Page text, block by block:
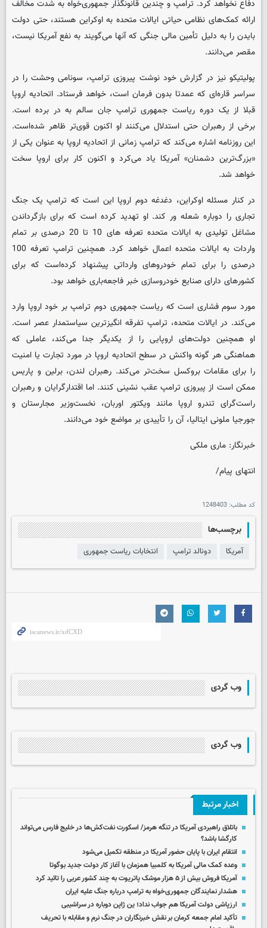
دفاع نخواهد کرد. ترامپ و چندین قانونگذار جمهوری‌خواه به شدت مخالف
ارائه کمک‌های نظامی حیاتی ایالات متحده به اوکراین هستند، حتی دولت
بایدن را به دلیل تأمین مالی جنگی که آنها می‌گویند به نفع آمریکا نیست،
مقصر می‌دانند.
پولیتیکو نیز در گزارش خود نوشت پیروزی ترامپ، سونامی وحشت را در
سراسر قاره‌ای که عمدتا بدون فرمان است، خواهد فرستاد. اتحادیه اروپا
قبلا از یک دوره ریاست جمهوری ترامپ جان سالم به در برده است.
برخی از رهبران حتی استدلال می‌کنند او اکنون قوی‌تر ظاهر شده‌است.
این روزنامه اشاره می‌کند که ترامپ زمانی از اتحادیه اروپا به عنوان یکی از
«بزرگ‌ترین دشمنان» آمریکا یاد می‌کرد و اکنون کار برای اروپا سخت
خواهد شد.
در کنار مسئله اوکراین، دغدغه دوم اروپا این است که ترامپ یک جنگ
تجاری را دوباره شعله ور کند. او تهدید کرده است که برای بازگرداندن
مشاغل تولیدی به ایالات متحده تعرفه های 10 تا 20 درصدی بر تمام
واردات به ایالات متحده اعمال خواهد کرد. همچنین ترامپ تعرفه 100
درصدی را برای تمام خودروهای وارداتی پیشنهاد کرده‌است که برای
کشورهای دارای صنایع خودروسازی خبر فاجعه‌باری خواهد بود.
مورد سوم فشاری است که ریاست جمهوری دوم ترامپ بر خود اروپا وارد
می‌کند. در ایالات متحده، ترامپ تفرقه انگیزترین سیاستمدار عصر است.
او همچنین دولت‌های اروپایی را از یکدیگر جدا می‌کند، عاملی که
هماهنگی هر گونه واکنش در سطح اتحادیه اروپا در مورد تجارت یا امنیت
را برای مقامات بروکسل سخت‌تر می‌کند. رهبران لندن، برلین و پاریس
ممکن است از پیروزی ترامپ عقب نشینی کنند. اما اقتدارگرایان و رهبران
راست‌گرای تندرو اروپا مانند ویکتور اوربان، نخست‌وزیر مجارستان و
جورجیا ملونی ایتالیا، آن را تأییدی بر مواضع خود می‌دانند.
خبرنگار: ماری ملکی
انتهای پیام/
کد مطلب: 1248403
برچسب‌ها
آمریکا دونالد ترامپ انتخابات ریاست جمهوری
وب گردی
وب گردی
اخبار مرتبط
باتلاق راهبردی آمریکا در تنگه هرمز/ اسکورت نفت‌کش‌ها در خلیج فارس می‌تواند
کارگشا باشد؟
انتقام ایران با پایان حضور آمریکا در منطقه تکمیل می‌شود
وعده کمک مالی آمریکا به کلمبیا همزمان با آغاز کار دولت جدید بوگوتا
آمریکا فروش بیش از ۵ هزار موشک پاتریوت به چند کشور عربی را تائید کرد
هشدار نمایندگان جمهوری‌خواه به ترامپ درباره جنگ علیه ایران
ارزپاشی دولت آمریکا هم جواب نداد؛ ین ژاپن دوباره در سراشیبی
تأکید امام جمعه کرمان بر نقش خبرنگاران در جنگ نرم و مقابله با تحریف